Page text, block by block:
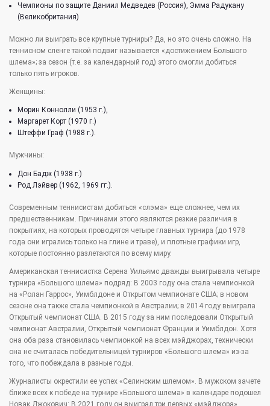
Чемпионы по защите Даниил Медведев (Россия), Эмма Радукану
(Великобритания)
Можно ли выиграть все крупные турниры? Да, но это очень сложно. На
теннисном сленге такой подвиг называется «достижением Большого
шлема»; за сезон (т.е. за календарный год) этого смогли добиться
только пять игроков.
Женщины:
Морин Коннолли (1953 г.),
Маргарет Корт (1970 г.)
Штеффи Граф (1988 г.).
Мужчины:
Дон Бадж (1938 г.)
Род Лэйвер (1962, 1969 гг.).
Современным теннисистам добиться «слэма» еще сложнее, чем их
предшественникам. Причинами этого являются резкие различия в
покрытиях, на которых проводятся четыре главных турнира (до 1978
года они игрались только на глине и траве), и плотные графики игр,
которые постоянно разлетаются по всему миру.
Американская теннисистка Серена Уильямс дважды выигрывала четыре
турнира «Большого шлема» подряд: В 2003 году она стала чемпионкой
на «Ролан Гаррос», Уимблдоне и Открытом чемпионате США; в новом
сезоне она также стала чемпионкой в Австралии; в 2014 году выиграла
Открытый чемпионат США. В 2015 году за ним последовали Открытый
чемпионат Австралии, Открытый чемпионат Франции и Уимблдон. Хотя
она оба раза становилась чемпионкой на всех мэйджорах, технически
она не считалась победительницей турниров «Большого шлема» из-за
того, что побеждала в разные годы.
Журналисты окрестили ее успех «Селинским шлемом». В мужском зачете
ближе всех к победе на турнире «Большого шлема» в календаре подошел
Новак Джокович: В 2021 году он выиграл три первых «мэйджора»